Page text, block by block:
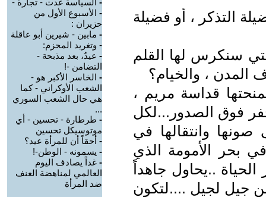
التذكر ، أو فضيلة
سنكرس لها القلم
المدن ، والخيام؟
قداسة مريم ،
فوق الصدور...لكل
وانتقالها في
بحر الأمومة الذي
..يحاول جاهداً
جيل لجيل ....لتكون
- السياسة غدت - تجارة -
- الأسبوع الأول من
حزيران :
- مابين - شيرين أبو عاقلة
- وتغريد المحزم:
- عيدٌ، بعد مذبحة -
التضامن -!
- الخاسر الأكبر هو -
الشعب الأوكراني - كما
هي حال الشعب السوري
...
- طرطارة - تحسين - أي
موتوسيكل تحسين
- أحقاً أن للمرأة عيد؟
- يسمونه - الوطن-!
- غداً يصادف اليوم
العالمي لمناهضة العنف
ضد المرأة